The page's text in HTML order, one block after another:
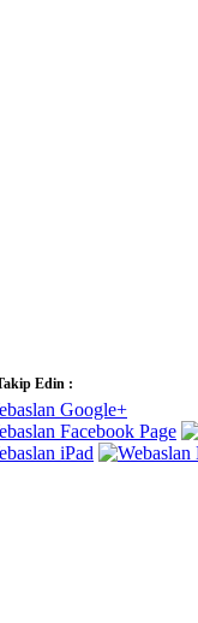
Edin :